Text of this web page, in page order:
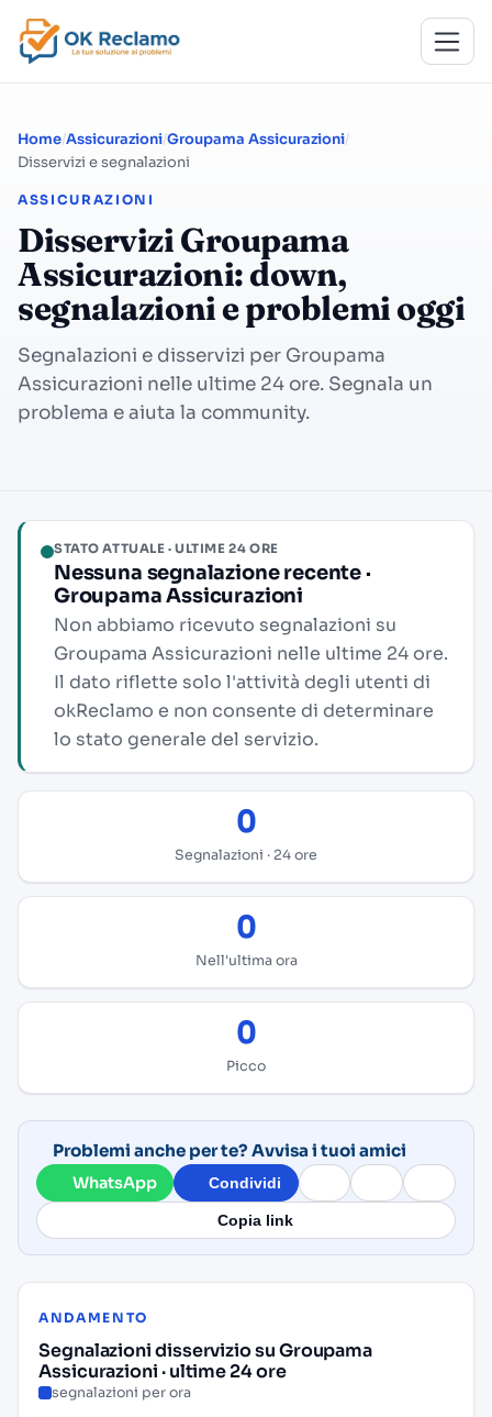
Home Assicurazioni Groupama Assicurazioni
Disservizi e segnalazioni
ASSICURAZIONI
Disservizi Groupama
Assicurazioni: down,
segnalazioni e problemi oggi
Segnalazioni e disservizi per Groupama
Assicurazioni nelle ultime 24 ore. Segnala un
problema e aiuta la community.
STATO ATTUALE · ULTIME 24 ORE
Nessuna segnalazione recente ·
Groupama Assicurazioni
Non abbiamo ricevuto segnalazioni su
Groupama Assicurazioni nelle ultime 24 ore.
Il dato riflette solo l'attività degli utenti di
okReclamo e non consente di determinare
lo stato generale del servizio.
0
Segnalazioni · 24 ore
0
Nell'ultima ora
0
Picco
Problemi anche per te? Avvisa i tuoi amici
WhatsApp Condividi
Copia link
ANDAMENTO
Segnalazioni disservizio su Groupama
Assicurazioni · ultime 24 ore
segnalazioni per ora